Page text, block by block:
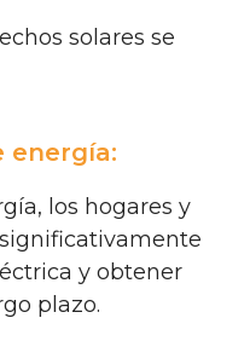
solares se
energía:
los hogares y
y obtener
plazo.